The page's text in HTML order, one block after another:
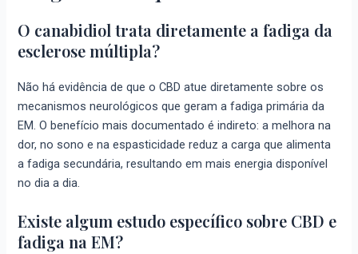
O canabidiol trata diretamente a fadiga da
esclerose múltipla?
Não há evidência de que o CBD atue diretamente sobre os
mecanismos neurológicos que geram a fadiga primária da
EM. O benefício mais documentado é indireto: a melhora na
dor, no sono e na espasticidade reduz a carga que alimenta
a fadiga secundária, resultando em mais energia disponível
no dia a dia.
Existe algum estudo específico sobre CBD e
fadiga na EM?